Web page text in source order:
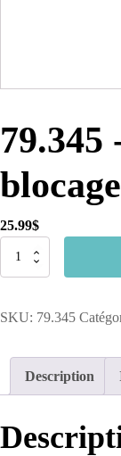
79.345
25.99$
quantité
Ensemble
SKU: 79.345
Description